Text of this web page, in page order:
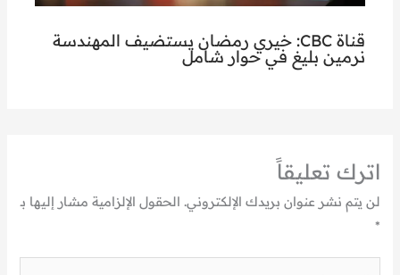
قناة CBC: خيري رمضان يستضيف المهندسة
نرمين بليغ في حوار شامل
اترك تعليقاً
لن يتم نشر عنوان بريدك الإلكتروني. الحقول الإلزامية مشار إليها بـ
*